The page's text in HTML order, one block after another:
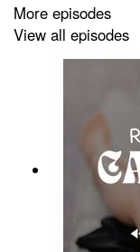
Et rejoins-
https://
https://
Et
More episodes
View all episodes